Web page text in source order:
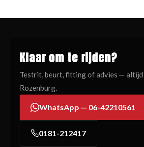
Klaar om te rijden?
Testrit, beurt, fitting of advies — altijd
Rozenburg.
WhatsApp — 06-42210561
0181-212417